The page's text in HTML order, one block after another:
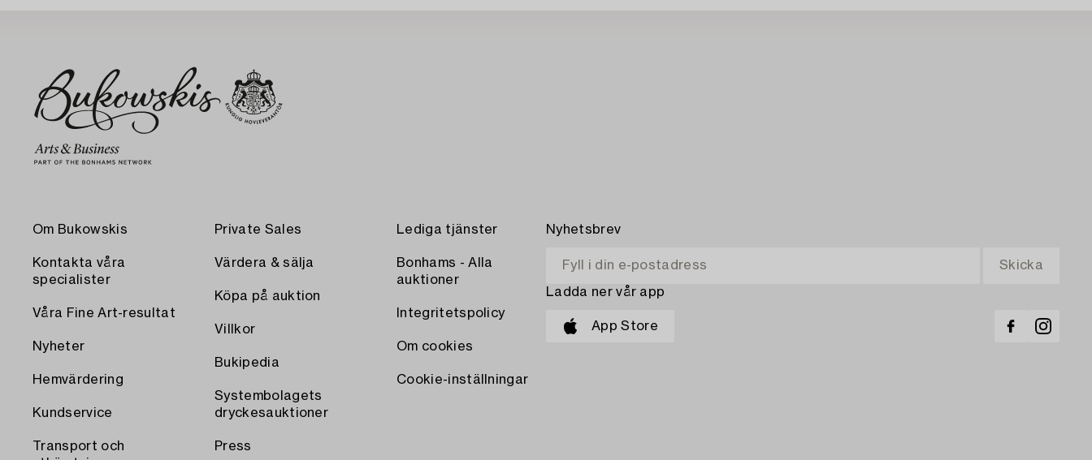
Om Bukowskis
Kontakta våra
specialister
Våra Fine Art-resultat
Nyheter
Hemvärdering
Kundservice
Transport och
Private Sales
Värdera & sälja
Köpa på auktion
Villkor
Bukipedia
Systembolagets
dryckesauktioner
Press
Lediga tjänster
Bonhams - Alla
auktioner
Integritetspolicy
Om cookies
Cookie-inställningar
Nyhetsbrev
Ladda ner vår app
App Store